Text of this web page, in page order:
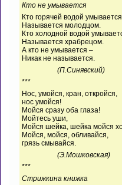
Кто не умывается
Кто горячей водой умывается,
Называется молодцом.
Кто холодной водой
Называется храбрецом.
А кто не умывается –
Никак не называется.
(П.Синявский)
***
Нос, умойся, кран, откройся,
нос умойся!
Мойся сразу оба глаза!
Мойтесь уши,
Мойся шейка, шейка мойся
Мойся, мойся, обливайся,
грязь смывайся.
(Э.Мошковская)
***
Стрижкина книжка